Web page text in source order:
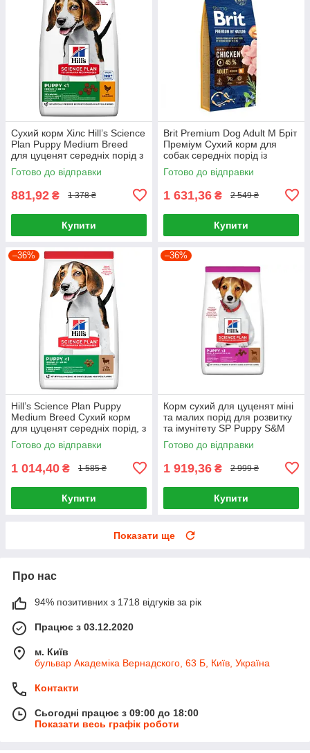
Сухий корм Хілс Hill’s Science
Plan Puppy Medium Breed
для цуценят середніх порід з
куркою, 2,5 кг
Готово до відправки
881,92 ₴ 1 378 ₴
Купити
Brit Premium Dog Adult M Бріт
Преміум Сухий корм для
собак середніх порід із
куркою 15 кг
Готово до відправки
1 631,36 ₴ 2 549 ₴
Купити
–36%
Hill’s Science Plan Puppy
Medium Breed Сухий корм
для цуценят середніх порід, з
ягням і рисом, 2,5 кг
Готово до відправки
1 014,40 ₴ 1 585 ₴
Купити
–36%
Корм сухий для цуценят міні
та малих порід для розвитку
та імунітету SP Puppy S&M
L&R 6кг, Ягня та рис
Готово до відправки
1 919,36 ₴ 2 999 ₴
Купити
Показати ще
Про нас
94% позитивних з 1718 відгуків за рік
Працює з 03.12.2020
м. Київ
бульвар Академіка Вернадского, 63 Б, Київ, Україна
Контакти
Сьогодні працює з 09:00 до 18:00
Показати весь графік роботи